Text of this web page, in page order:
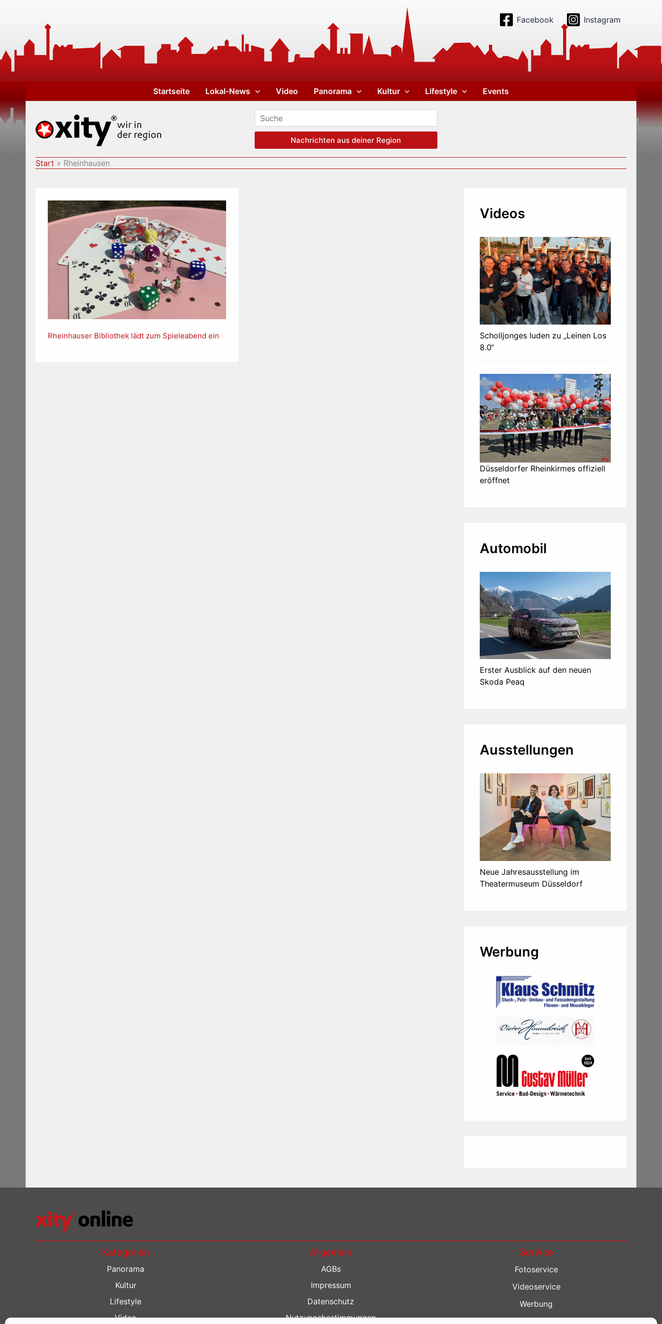
Facebook Instagram
Startseite Lokal-News Video Panorama Kultur Lifestyle Events
Nachrichten aus deiner Region
Start Rheinhausen
Rheinhauser Bibliothek lädt zum Spieleabend ein
Videos
Scholljonges luden zu „Leinen Los
8.0“
Düsseldorfer Rheinkirmes offiziell
eröffnet
Automobil
Erster Ausblick auf den neuen
Skoda Peaq
Ausstellungen
Neue Jahresausstellung im
Theatermuseum Düsseldorf
Werbung
Kategorien
Panorama
Kultur
Lifestyle
Video
Allgemein
AGBs
Impressum
Datenschutz
Nutzungsbestimmungen
Service
Fotoservice
Videoservice
Werbung